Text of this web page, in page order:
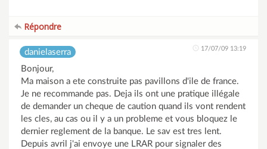
Répondre
danielaserra 17/07/09 13:19
Bonjour,
Ma maison a ete construite pas pavillons d'ile de france.
Je ne recommande pas. Deja ils ont une pratique illégale
de demander un cheque de caution quand ils vont rendent
les cles, au cas ou il y a un probleme et vous bloquez le
dernier reglement de la banque. Le sav est tres lent.
Depuis avril j'ai envoye une LRAR pour signaler des